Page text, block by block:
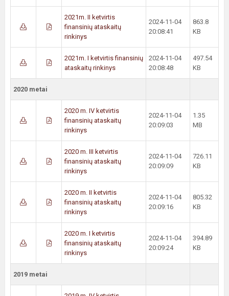
2021m. II ketvirtis
finansinių ataskaitų
rinkinys
2024-11-04
20:08:41
863.8
KB
2021m. I ketvirtis finansinių
ataskaitų rinkinys
2024-11-04
20:08:48
497.54
KB
2020 metai
2020 m. IV ketvirtis
finansinių ataskaitų
rinkinys
2024-11-04
20:09:03
1.35
MB
2020 m. III ketvirtis
finansinių ataskaitų
rinkinys
2024-11-04
20:09:09
726.11
KB
2020 m. II ketvirtis
finansinių ataskaitų
rinkinys
2024-11-04
20:09:16
805.32
KB
2020 m. I ketvirtis
finansinių ataskaitų
rinkinys
2024-11-04
20:09:24
394.89
KB
2019 metai